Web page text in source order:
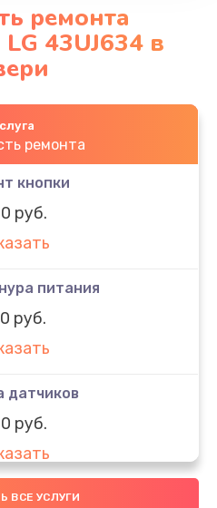
ремонта
43UJ634 в
ремонта
кнопки
руб.
питания
руб.
датчиков
руб.
чистка
ВСЕ УСЛУГИ